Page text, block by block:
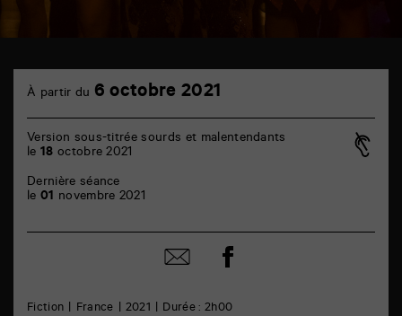
cinéma
86000
Poitiers
Fiction France 2021
Durée : 2h00
À partir du 6 octobre 2021
Version sous-titrée sourds et malentendants
le 18 octobre 2021
Dernière séance
le 01 novembre 2021
Partager
par
Partager
sur